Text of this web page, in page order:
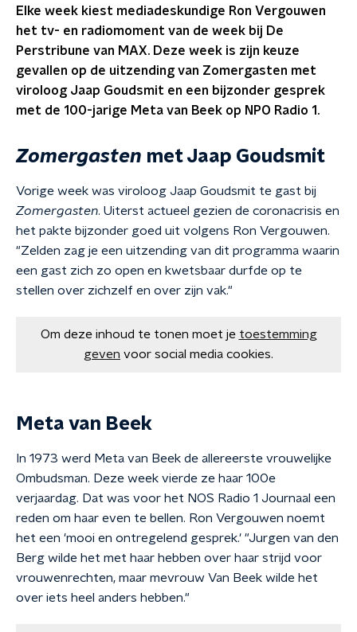
Elke week kiest mediadeskundige Ron Vergouwen
het tv- en radiomoment van de week bij De
Perstribune van MAX. Deze week is zijn keuze
gevallen op de uitzending van Zomergasten met
viroloog Jaap Goudsmit en een bijzonder gesprek
met de 100-jarige Meta van Beek op NPO Radio 1.
Zomergasten met Jaap Goudsmit
Vorige week was viroloog Jaap Goudsmit te gast bij
Zomergasten. Uiterst actueel gezien de coronacrisis en
het pakte bijzonder goed uit volgens Ron Vergouwen.
"Zelden zag je een uitzending van dit programma waarin
een gast zich zo open en kwetsbaar durfde op te
stellen over zichzelf en over zijn vak."
Om deze inhoud te tonen moet je toestemming
geven voor social media cookies.
Meta van Beek
In 1973 werd Meta van Beek de allereerste vrouwelijke
Ombudsman. Deze week vierde ze haar 100e
verjaardag. Dat was voor het NOS Radio 1 Journaal een
reden om haar even te bellen. Ron Vergouwen noemt
het een 'mooi en ontregelend gesprek.' "Jurgen van den
Berg wilde het met haar hebben over haar strijd voor
vrouwenrechten, maar mevrouw Van Beek wilde het
over iets heel anders hebben."